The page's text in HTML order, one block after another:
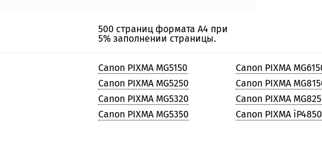
500 страниц формата А4 при
5% заполнении страницы.
Canon PIXMA MG5150
Canon PIXMA MG5250
Canon PIXMA MG5320
Canon PIXMA MG5350
Canon PIXMA
Canon PIXMA
Canon PIXMA
Canon PIXMA iP4850